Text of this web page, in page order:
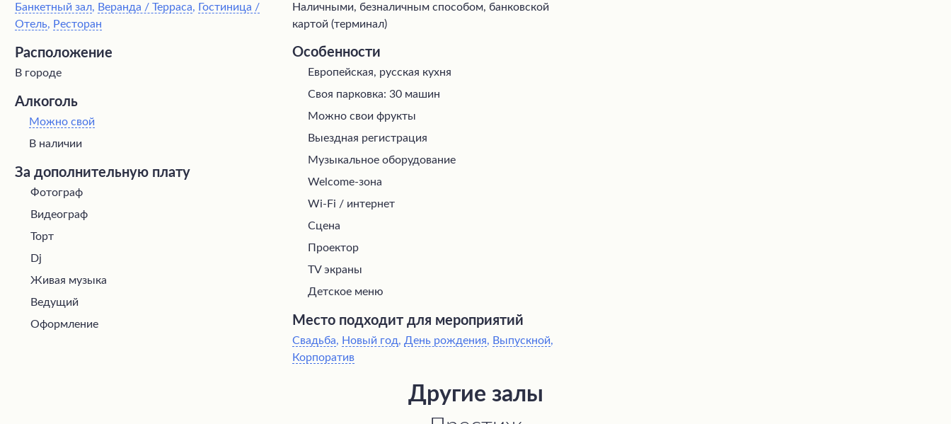
Банкетный зал, Веранда / Терраса, Гостиница /
Отель, Ресторан
Расположение
В городе
Алкоголь
Можно свой
В наличии
За дополнительную плату
Фотограф
Видеограф
Торт
Dj
Живая музыка
Ведущий
Оформление
Наличными, безналичным способом, банковской
картой (терминал)
Особенности
Европейская, русская кухня
Своя парковка: 30 машин
Можно свои фрукты
Выездная регистрация
Музыкальное оборудование
Welcome-зона
Wi-Fi / интернет
Сцена
Проектор
TV экраны
Детское меню
Место подходит для мероприятий
Свадьба, Новый год, День рождения, Выпускной,
Корпоратив
Другие залы